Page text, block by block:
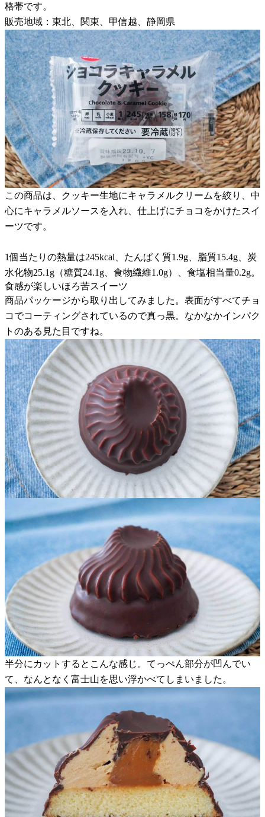
格帯です。
販売地域：東北、関東、甲信越、静岡県
この商品は、クッキー生地にキャラメルクリームを絞り、中
心にキャラメルソースを入れ、仕上げにチョコをかけたスイ
ーツです。
1個当たりの熱量は245kcal、たんぱく質1.9g、脂質15.4g、炭
水化物25.1g（糖質24.1g、食物繊維1.0g）、食塩相当量0.2g。
食感が楽しいほろ苦スイーツ
商品パッケージから取り出してみました。表面がすべてチョ
コでコーティングされているので真っ黒。なかなかインパク
トのある見た目ですね。
半分にカットするとこんな感じ。てっぺん部分が凹んでい
て、なんとなく富士山を思い浮かべてしまいました。